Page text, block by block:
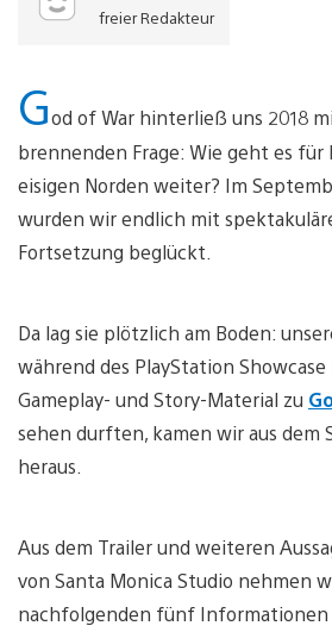
freier Redakteur
God of War hinterließ uns 2018
brennenden Frage: Wie geht es für
eisigen Norden weiter? Im
wurden wir endlich mit
Fortsetzung beglückt.
Da lag sie plötzlich am Boden:
während des PlayStation
Gameplay- und Story-Material zu
sehen durften, kamen wir aus dem
heraus.
Aus dem Trailer und weiteren
von Santa Monica Studio nehmen
nachfolgenden fünf Informationen